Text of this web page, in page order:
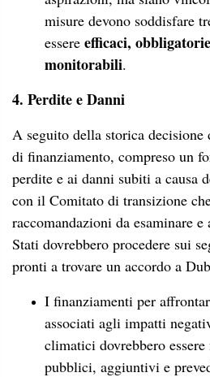
misure devono soddisfare
essere efficaci,
monitorabili.
4. Perdite e Danni
A seguito della storica
di finanziamento, compreso un
perdite e ai danni subiti a causa
con il Comitato di transizione
raccomandazioni da esaminare
Stati dovrebbero procedere sui
pronti a trovare un accordo a
I finanziamenti per
associati agli impatti
climatici dovrebbero
pubblici, aggiuntivi e